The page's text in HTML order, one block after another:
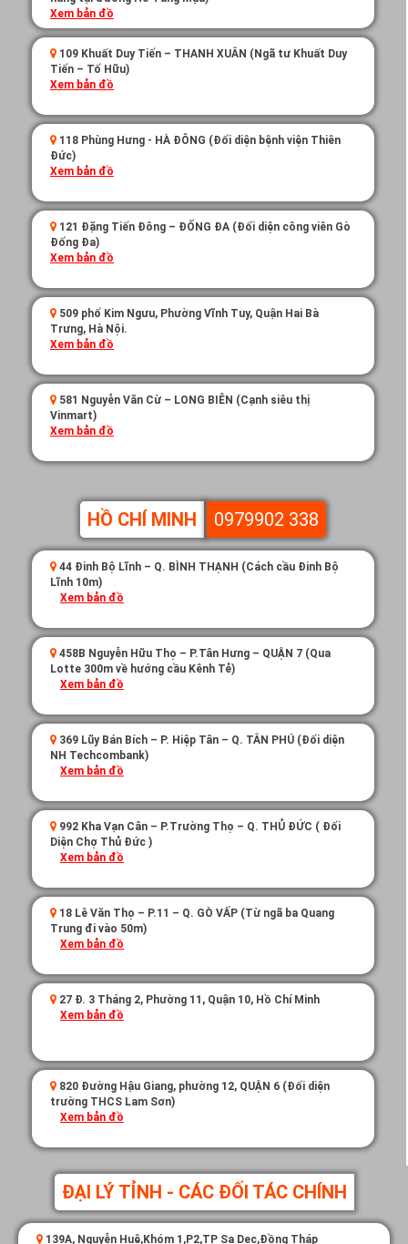
Xem bản đồ
109 Khuất Duy Tiến – THANH XUÂN (Ngã tư Khuất Duy
Tiến – Tố Hữu)
Xem bản đồ
118 Phùng Hưng - HÀ ĐÔNG (Đối diện bệnh viện Thiên
Đức)
Xem bản đồ
121 Đặng Tiến Đông – ĐỐNG ĐA (Đối diện công viên Gò
Đống Đa)
Xem bản đồ
509 phố Kim Ngưu, Phường Vĩnh Tuy, Quận Hai Bà
Trưng, Hà Nội.
Xem bản đồ
581 Nguyễn Văn Cừ – LONG BIÊN (Cạnh siêu thị
Vinmart)
Xem bản đồ
HỒ CHÍ MINH 0979902 338
44 Đinh Bộ Lĩnh – Q. BÌNH THẠNH (Cách cầu Đinh Bộ
Lĩnh 10m)
Xem bản đồ
458B Nguyễn Hữu Thọ – P.Tân Hưng – QUẬN 7 (Qua
Lotte 300m về hướng cầu Kênh Tẻ)
Xem bản đồ
369 Lũy Bán Bích – P. Hiệp Tân – Q. TÂN PHÚ (Đối diện
NH Techcombank)
Xem bản đồ
992 Kha Vạn Cân – P.Trường Thọ – Q. THỦ ĐỨC ( Đối
Diện Chợ Thủ Đức )
Xem bản đồ
18 Lê Văn Thọ – P.11 – Q. GÒ VẤP (Từ ngã ba Quang
Trung đi vào 50m)
Xem bản đồ
27 Đ. 3 Tháng 2, Phường 11, Quận 10, Hồ Chí Minh
Xem bản đồ
820 Đường Hậu Giang, phường 12, QUẬN 6 (Đối diện
trường THCS Lam Sơn)
Xem bản đồ
ĐẠI LÝ TỈNH - CÁC ĐỐI TÁC CHÍNH
139A, Nguyễn Huệ,Khóm 1,P2,TP Sa Dec,Đồng Tháp